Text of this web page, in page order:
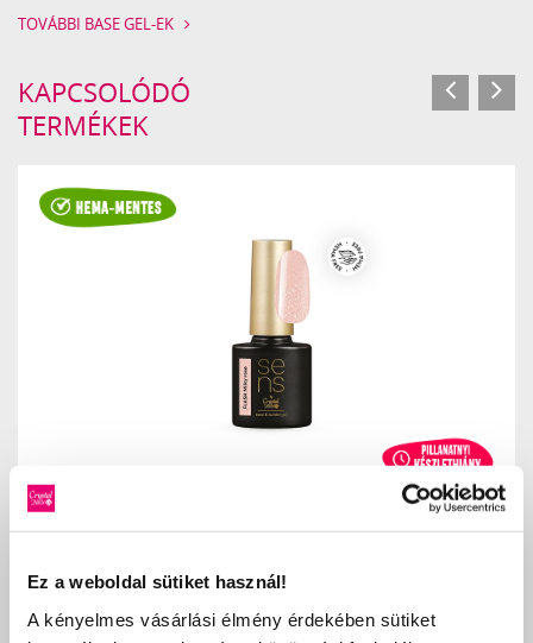
Ez a weboldal sütiket használ!
A kényelmes vásárlási élmény érdekében sütiket
TOVÁBBI BASE GEL-EK
KAPCSOLÓDÓ
TERMÉKEK
SENS FLASH HEMA FREE BASE GEL - MILKY ROSE 10ML
4 790 Ft
ÉRTESÍTÉST KÉREK
KEDVENCEKHEZ AD